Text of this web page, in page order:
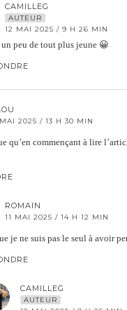
CAMILLEG
AUTEUR
12 MAI 2025 / 9 H 26 MIN
un peu de tout plus jeune 😀
2025 / 13 H 30 MIN
qu’en commençant à lire
ROMAIN
11 MAI 2025 / 14 H 12 MIN
je ne suis pas le seul à avoir
CAMILLEG
AUTEUR